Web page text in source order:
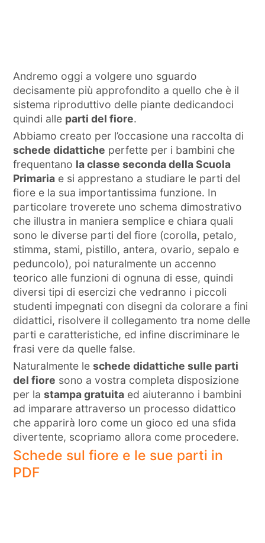
Andremo oggi a volgere uno sguardo
decisamente più approfondito a quello che è il
sistema riproduttivo delle piante dedicandoci
quindi alle parti del fiore.
Abbiamo creato per l’occasione una raccolta di
schede didattiche perfette per i bambini che
frequentano la classe seconda della Scuola
Primaria e si apprestano a studiare le parti del
fiore e la sua importantissima funzione. In
particolare troverete uno schema dimostrativo
che illustra in maniera semplice e chiara quali
sono le diverse parti del fiore (corolla, petalo,
stimma, stami, pistillo, antera, ovario, sepalo e
peduncolo), poi naturalmente un accenno
teorico alle funzioni di ognuna di esse, quindi
diversi tipi di esercizi che vedranno i piccoli
studenti impegnati con disegni da colorare a fini
didattici, risolvere il collegamento tra nome delle
parti e caratteristiche, ed infine discriminare le
frasi vere da quelle false.
Naturalmente leschede didattiche sulle parti
del fiore sono a vostra completa disposizione
per lastampa gratuita ed aiuteranno i bambini
ad imparare attraverso un processo didattico
che apparirà loro come un gioco ed una sfida
divertente, scopriamo allora come procedere.
Schede sul fiore e le sue parti in
PDF